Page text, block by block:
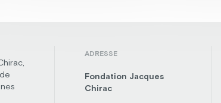
ADRESSE
Fondation Jacques
Chirac